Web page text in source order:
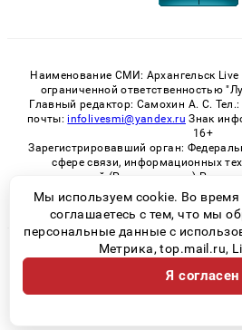
Наименование СМИ: Архангельск
ограниченной ответственностью
Главный редактор: Самохин А. С.
почты: infolivesmi@yandex.ru Знак
16+
Зарегистрировавший орган:
сфере связи, информационных
коммуникаций (Роскомнадзор)
№ ФС 77 - 82533 от
© 2026 «Архангельск Live» |
Возрастная категория
Политика
Мы используем cookie. Во
соглашаетесь с тем, что мы
персональные данные с
Метрика, top.mail.ru,
Я согласен